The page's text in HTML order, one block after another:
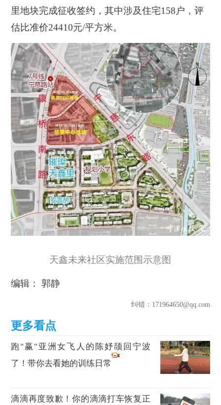
里地块完成征收签约，其中涉及住宅158户，评
估比准价24410元/平方米。
天鑫未来社区实施范围示意图
编辑： 郭静
纠错：171964650@qq.com
跑"赢"亚洲女飞人的陈妤颉回宁波
了！带你去看她的训练日常
滴滴再度致歉！你的滴滴打车恢复正